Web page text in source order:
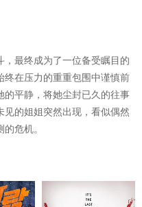
最终成为了一位备受瞩目的
在压力的重重包围中谨慎前
平静，将她尘封已久的往事
的姐姐突然出现，看似偶然
危机。